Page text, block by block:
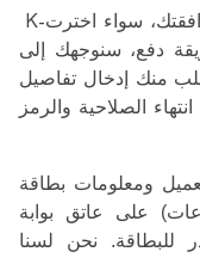
سواء اخترتK-
دفع، سنوجهك إلى
منك إدخال تفاصيل
الصلاحية والرمز
ومعلومات بطاقة
على عاتق بوابة
للبطاقة. نحن لسنا